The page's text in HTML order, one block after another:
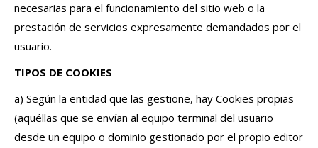
necesarias para el funcionamiento del sitio web o la
prestación de servicios expresamente demandados por el
usuario.
TIPOS DE COOKIES
a) Según la entidad que las gestione, hay Cookies propias
(aquéllas que se envían al equipo terminal del usuario
desde un equipo o dominio gestionado por el propio editor